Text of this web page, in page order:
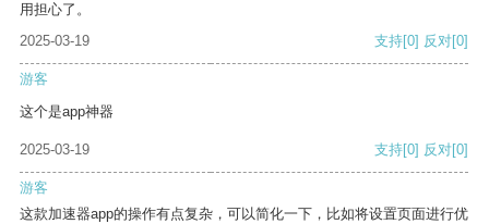
用担心了。
2025-03-19
支持[0] 反对[0]
游客
这个是app神器
2025-03-19 支持[0] 反对[0]
游客
这款加速器app的操作有点复杂，可以简化一下，比如将设置页面进行优